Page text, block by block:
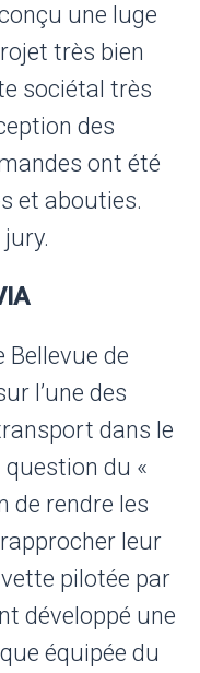
une luge
très bien
sociétal très
des
ont été
et abouties.
Bellevue de
l’une des
dans le
du «
de rendre les
leur
pilotée par
développé une
équipée du